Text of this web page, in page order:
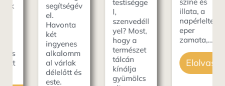
segítségév
Havonta
ingyenes
alkalomm
al várlak
délelőtt és
testiségge
szenvedéll
yel? Most,
hogy a
természet
tálcán
kínálja
gyümölcs
színe és
illata, a
napérlelte
zamata,…
Elolvasom